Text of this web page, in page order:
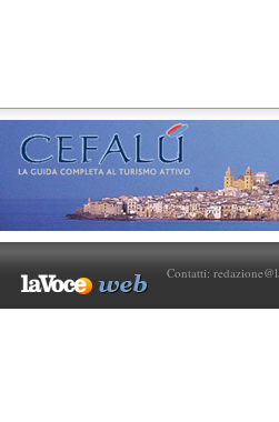
Contatti: